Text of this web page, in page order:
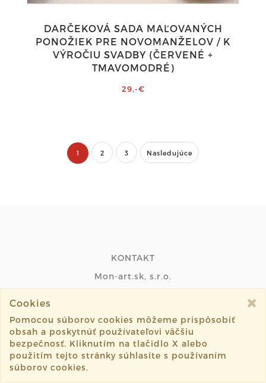
DARČEKOVÁ SADA MAĽOVANÝCH
PONOŽIEK PRE NOVOMANŽELOV / K
VÝROČIU SVADBY (ČERVENÉ +
TMAVOMODRÉ)
29,-€
1 2 3 Nasledujúce
KONTAKT
Mon-art.sk, s.r.o.
08252, Dulova Ves- Vlčie Doly
SK
Cookies
Pomocou súborov cookies môžeme prispôsobiť
obsah a poskytnúť používateľovi väčšiu
bezpečnosť. Kliknutím na tlačidlo X alebo
použitím tejto stránky súhlasíte s používaním
súborov cookies.